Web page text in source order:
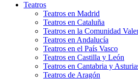
Teatros
Teatros en Madrid
Teatros en Cataluña
Teatros en la Comunidad
Teatros en Andalucía
Teatros en el País Vasco
Teatros en Castilla y León
Teatros en Cantabria y
Teatros de Aragón